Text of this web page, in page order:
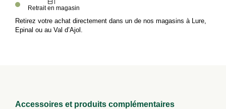
Retrait en magasin
Retirez votre achat directement dans un de nos magasins à Lure,
Epinal ou au Val d’Ajol.
Accessoires et produits complémentaires